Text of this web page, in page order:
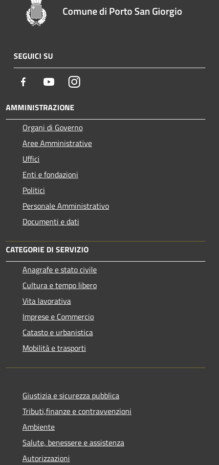
Comune di Porto San Giorgio
SEGUICI SU
Facebook YoutubeInstagram
AMMINISTRAZIONE
Organi di Governo
Aree Amministrative
Uffici
Enti e fondazioni
Politici
Personale Amministrativo
Documenti e dati
CATEGORIE DI SERVIZIO
Anagrafe e stato civile
Cultura e tempo libero
Vita lavorativa
Imprese e Commercio
Catasto e urbanistica
Mobilità e trasporti
Giustizia e sicurezza pubblica
Tributi,finanze e contravvenzioni
Ambiente
Salute, benessere e assistenza
Autorizzazioni